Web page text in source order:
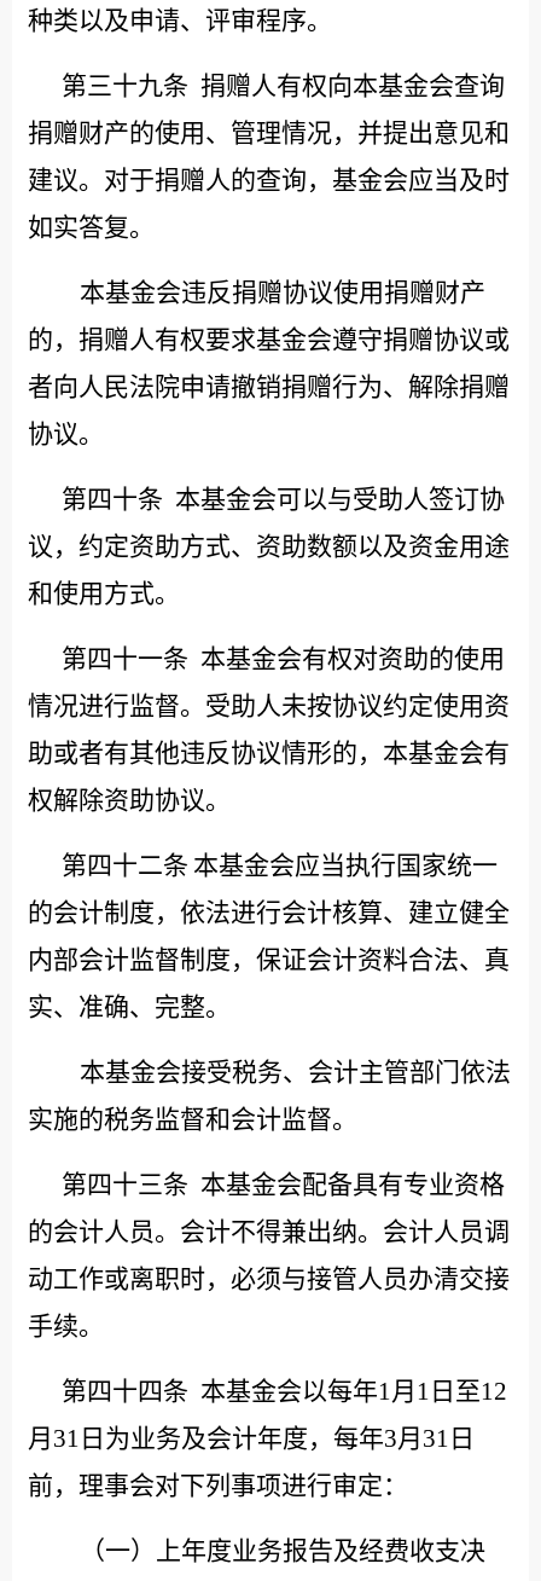
种类以及申请、评审程序。
第三十九条 捐赠人有权向本基金会查询
捐赠财产的使用、管理情况，并提出意见和
建议。对于捐赠人的查询，基金会应当及时
如实答复。
本基金会违反捐赠协议使用捐赠财产
的，捐赠人有权要求基金会遵守捐赠协议或
者向人民法院申请撤销捐赠行为、解除捐赠
协议。
第四十条 本基金会可以与受助人签订协
议，约定资助方式、资助数额以及资金用途
和使用方式。
第四十一条 本基金会有权对资助的使用
情况进行监督。受助人未按协议约定使用资
助或者有其他违反协议情形的，本基金会有
权解除资助协议。
第四十二条 本基金会应当执行国家统一
的会计制度，依法进行会计核算、建立健全
内部会计监督制度，保证会计资料合法、真
实、准确、完整。
本基金会接受税务、会计主管部门依法
实施的税务监督和会计监督。
第四十三条 本基金会配备具有专业资格
的会计人员。会计不得兼出纳。会计人员调
动工作或离职时，必须与接管人员办清交接
手续。
第四十四条 本基金会以每年1月1日至12
月31日为业务及会计年度，每年3月31日
前，理事会对下列事项进行审定：
（一）上年度业务报告及经费收支决